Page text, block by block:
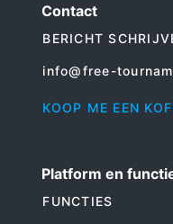
Contact
BERICHT
info@free-
KOOP ME EEN
Platform en
FUNCTIES